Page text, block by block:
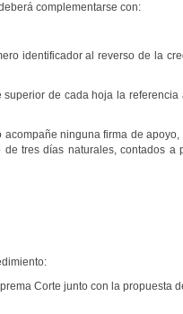
complementarse con:
identificador al reverso de la
de cada hoja la referencia
ninguna firma de apoyo,
tres días naturales, contados a
Corte junto con la propuesta